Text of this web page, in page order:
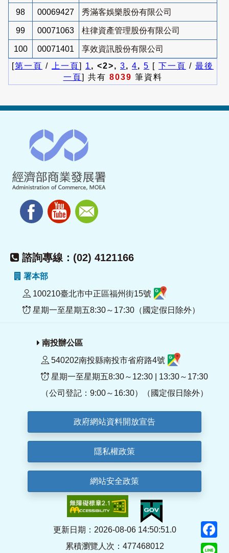
98 00069427 秀滿客娛樂股份有限公司
99 00071063 柱律資產管理股份有限公司
100 00071401
享效資訊股份有限公司
[第一頁 / 上一頁] 1 , <2>, 3, 4, 5 [ 下一頁 / 最後
一頁] 共有 8039 筆資料
諮詢專線：(02) 4121166
署本部
100210臺北市中正區福州街15號
星期一至星期五8:30～17:30（國定假日除外）
南投辦公區
540202南投縣南投市省府路4號
星期一至星期五8:30～12:30 | 13:30～17:30
（公司登記：9:00～16:30）（國定假日除外）
政府網站資料開放宣告
隱私權政策
網站安全政策
更新日期：2026-08-06 14:50:51.0
累積瀏覽人次：477468012